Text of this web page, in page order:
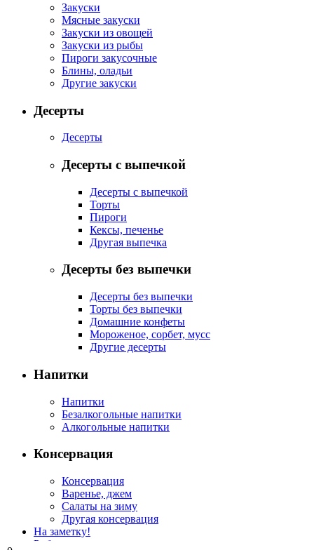
Закуски
Мясные закуски
Закуски из овощей
Закуски из рыбы
Пироги закусочные
Блины, оладьи
Другие закуски
Десерты
Десерты
Десерты с выпечкой
Десерты с выпечкой
Торты
Пироги
Кексы, печенье
Другая выпечка
Десерты без выпечки
Десерты без выпечки
Торты без выпечки
Домашние конфеты
Мороженое, сорбет, мусс
Другие десерты
Напитки
Напитки
Безалкогольные напитки
Алкогольные напитки
Консервация
Консервация
Варенье, джем
Салаты на зиму
Другая консервация
На заметку!
Рубрикатор